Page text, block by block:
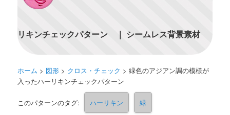
リキンチェックパターン ｜ シームレス背景素材
ホーム > 図形 > クロス・チェック >緑色のアジアン調の模様が
入ったハーリキンチェックパターン
このパターンのタグ: ハーリキン 緑